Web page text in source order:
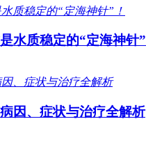
水质稳定的“定海神针”
因、症状与治疗全解析